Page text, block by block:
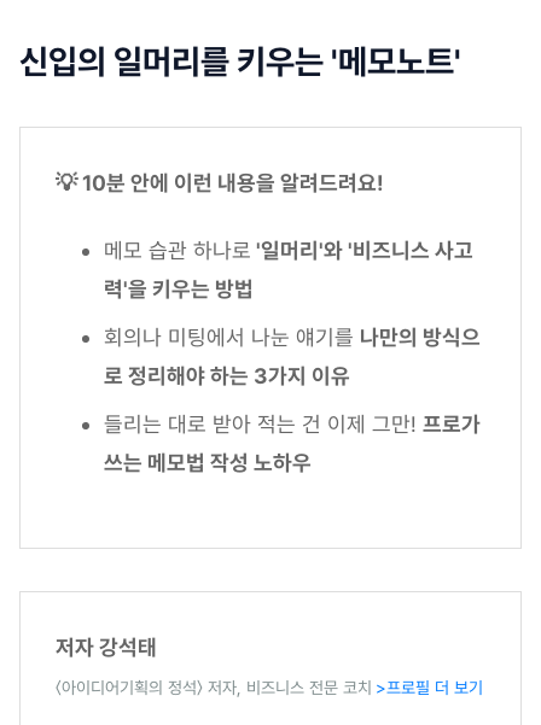
신입의 일머리를 키우는 '메모노트'
💡 10분 안에 이런 내용을 알려드려요!
메모 습관 하나로 '일머리'와 '비즈니스 사고
력'을 키우는 방법
회의나 미팅에서 나눈 얘기를 나만의 방식으
로 정리해야 하는 3가지 이유
들리는 대로 받아 적는 건 이제 그만! 프로가
쓰는 메모법 작성 노하우
저자 강석태
〈아이디어기획의 정석〉 저자, 비즈니스 전문 코치 >프로필 더 보기